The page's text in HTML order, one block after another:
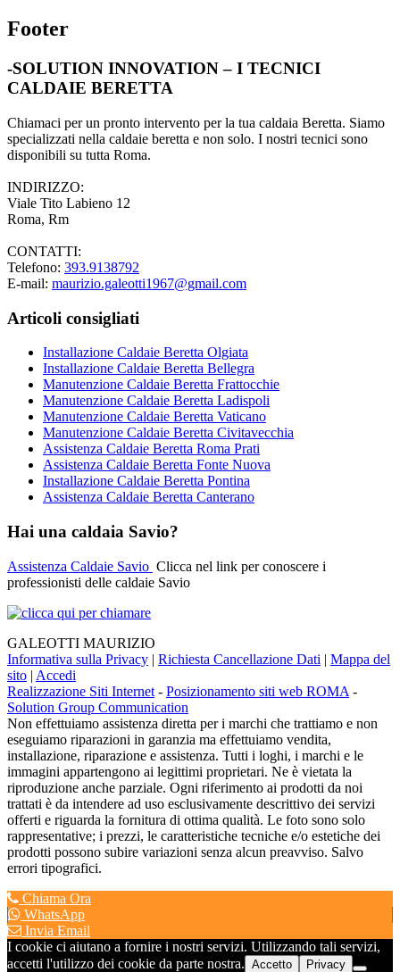
Footer
-SOLUTION INNOVATION – I TECNICI
CALDAIE BERETTA
Chiamaci per un pronto intervento per la tua caldaia Beretta. Siamo
specializzati nella caldaie beretta e non solo. I nostri tecnici sono
disponibili su tutta Roma.
INDIRIZZO:
Viale Tito Labieno 12
Roma, Rm
CONTATTI:
Telefono: 393.9138792
E-mail: maurizio.galeotti1967@gmail.com
Articoli consigliati
Installazione Caldaie Beretta Olgiata
Installazione Caldaie Beretta Bellegra
Manutenzione Caldaie Beretta Frattocchie
Manutenzione Caldaie Beretta Ladispoli
Manutenzione Caldaie Beretta Vaticano
Manutenzione Caldaie Beretta Civitavecchia
Assistenza Caldaie Beretta Roma Prati
Assistenza Caldaie Beretta Fonte Nuova
Installazione Caldaie Beretta Pontina
Assistenza Caldaie Beretta Canterano
Hai una caldaia Savio?
Assistenza Caldaie Savio Clicca nel link per conoscere i
professionisti delle caldaie Savio
GALEOTTI MAURIZIO
Informativa sulla Privacy | Richiesta Cancellazione Dati | Mappa del
sito | Accedi
Realizzazione Siti Internet - Posizionamento siti web ROMA -
Solution Group Communication
Non effettuiamo assistenza diretta per i marchi che trattiamo e non
eseguiamo riparazioni in garanzia ma effettuiamo vendita,
installazione, riparazione e assistenza. Tutti i loghi, i marchi e le
immagini appartengono ai legittimi proprietari. Ne è vietata la
riproduzione anche parziale. Ogni riferimento ai prodotti da noi
trattati è da intendere ad uso esclusivamente descrittivo dei servizi
offerti e riguarda la fornitura di ottima qualità. Le foto sono solo
rappresentative; i prezzi, le caratteristiche tecniche e/o estetiche dei
prodotti possono subire variazioni senza alcun preavviso. Salvo
errori tipografici.
Chiama Ora
WhatsApp
Invia Email
I cookie ci aiutano a fornire i nostri servizi. Utilizzando tali servizi,
accetti l'utilizzo dei cookie da parte nostra. Accetto Privacy